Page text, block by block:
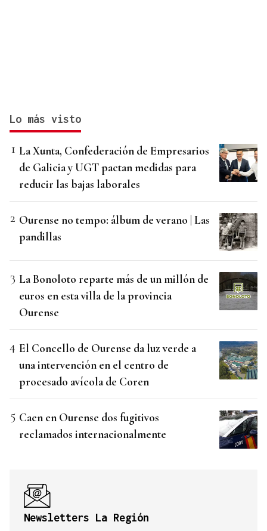
Lo más visto
La Xunta, Confederación de Empresarios
de Galicia y UGT pactan medidas para
reducir las bajas laborales
Ourense no tempo: álbum de verano | Las
pandillas
La Bonoloto reparte más de un millón de
euros en esta villa de la provincia
Ourense
El Concello de Ourense da luz verde a
una intervención en el centro de
procesado avícola de Coren
Caen en Ourense dos fugitivos
reclamados internacionalmente
Newsletters La Región